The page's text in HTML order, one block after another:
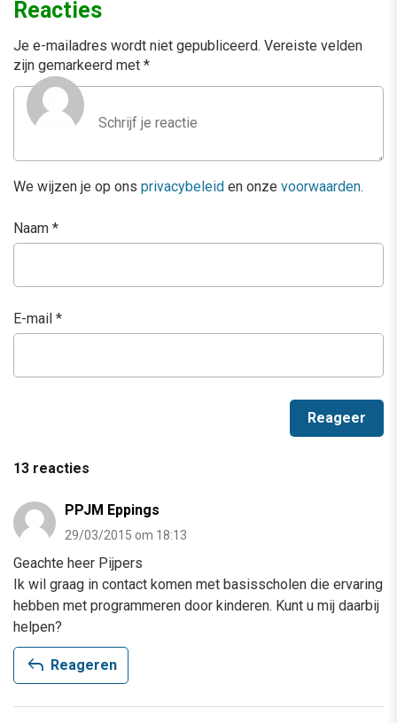
Reacties
Je e-mailadres wordt niet gepubliceerd. Vereiste velden
zijn gemarkeerd met *
We wijzen je op ons privacybeleid en onze voorwaarden.
Naam *
E-mail *
13 reacties
PPJM Eppings
29/03/2015 om 18:13
Geachte heer Pijpers
Ik wil graag in contact komen met basisscholen die ervaring
hebben met programmeren door kinderen. Kunt u mij daarbij
helpen?
reply Reageren